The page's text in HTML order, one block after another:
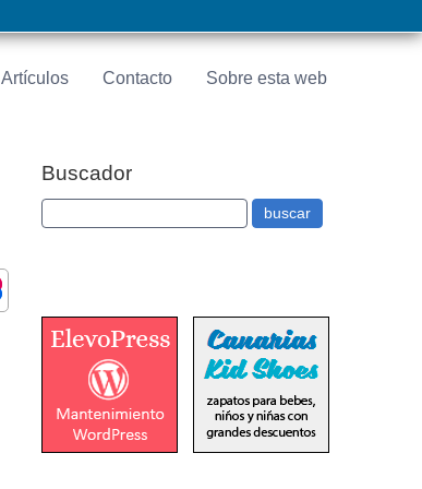
Artículos Contacto Sobre esta web
Buscador